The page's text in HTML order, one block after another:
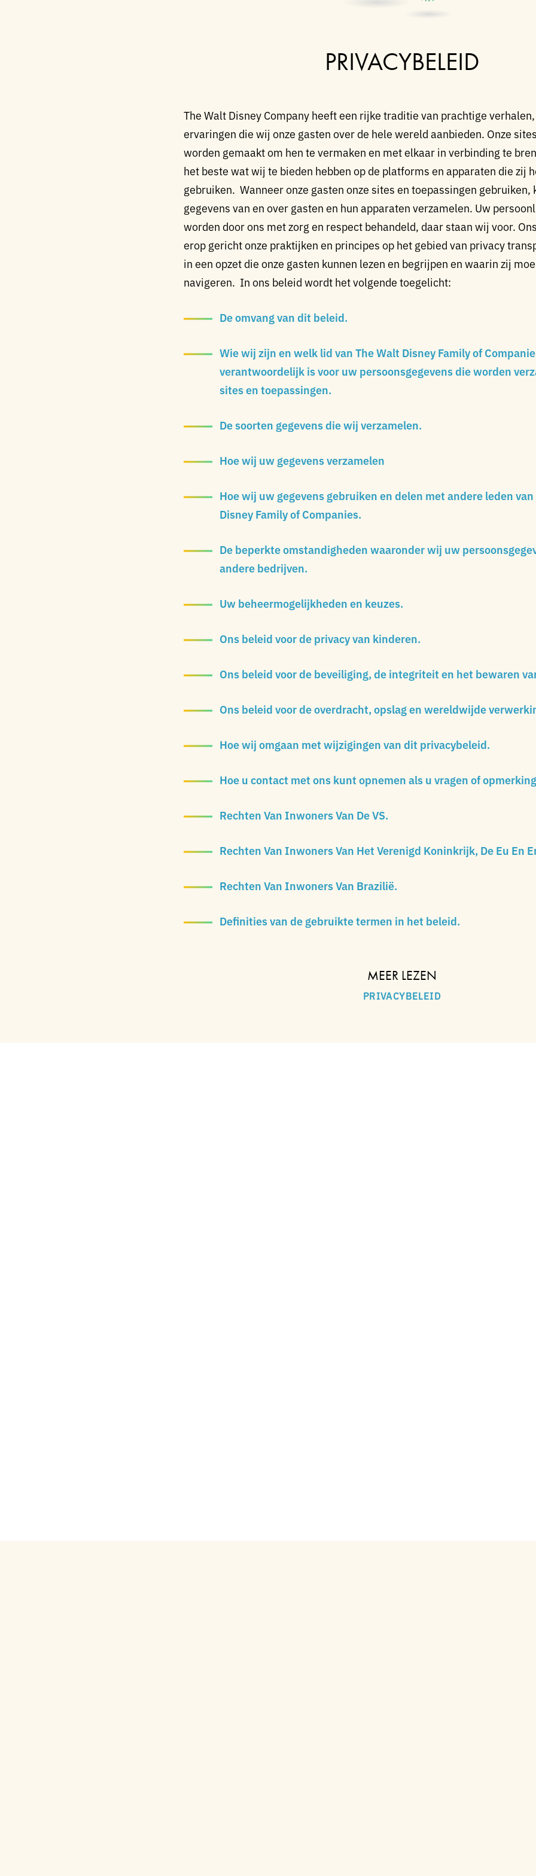
PRIVACYBELEID
The Walt Disney Company heeft een rijke traditie van prachtige
ervaringen die wij onze gasten over de hele wereld aanbieden. Onze
worden gemaakt om hen te vermaken en met elkaar in verbinding te
het beste wat wij te bieden hebben op de platforms en apparaten die zij
gebruiken. Wanneer onze gasten onze sites en toepassingen gebruiken,
gegevens van en over gasten en hun apparaten verzamelen. Uw
worden door ons met zorg en respect behandeld, daar staan wij voor.
erop gericht onze praktijken en principes op het gebied van privacy
in een opzet die onze gasten kunnen lezen en begrijpen en waarin zij
navigeren. In ons beleid wordt het volgende toegelicht:
De omvang van dit beleid.
Wie wij zijn en welk lid van The Walt Disney Family of
verantwoordelijk is voor uw persoonsgegevens die worden
sites en toepassingen.
De soorten gegevens die wij verzamelen.
Hoe wij uw gegevens verzamelen
Hoe wij uw gegevens gebruiken en delen met andere leden van
Disney Family of Companies.
De beperkte omstandigheden waaronder wij uw
andere bedrijven.
Uw beheermogelijkheden en keuzes.
Ons beleid voor de privacy van kinderen.
Ons beleid voor de beveiliging, de integriteit en het bewaren
Ons beleid voor de overdracht, opslag en wereldwijde
Hoe wij omgaan met wijzigingen van dit privacybeleid.
Hoe u contact met ons kunt opnemen als u vragen of
Rechten Van Inwoners Van De VS.
Rechten Van Inwoners Van Het Verenigd Koninkrijk, De Eu En
Rechten Van Inwoners Van Brazilië.
Definities van de gebruikte termen in het beleid.
MEER LEZEN
PRIVACYBELEID